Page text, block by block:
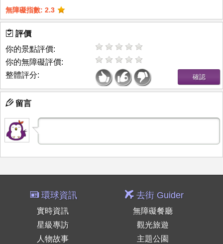
無障礙指數: 2.3
評價
你的景點評價:
你的無障礙評價:
整體評分:
留言
環球資訊
實時資訊
星級專訪
人物故事
去街 Guider
無障礙餐廳
觀光旅遊
主題公園